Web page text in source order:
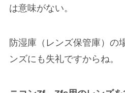
は意味がない。
防湿庫（レンズ保管庫）の
ンズにも失礼ですからね。